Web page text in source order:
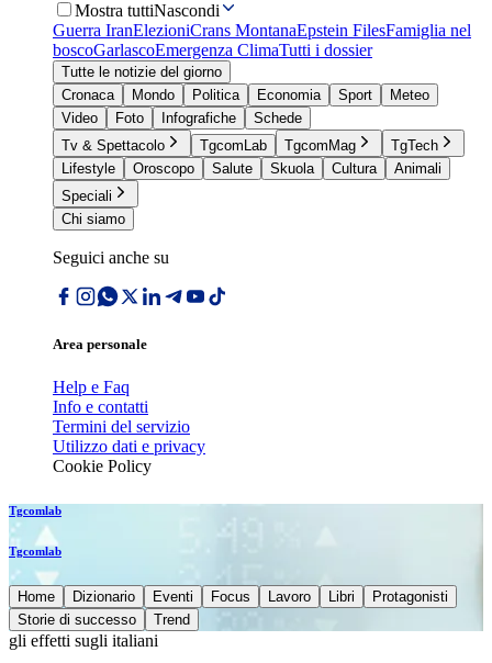
Mostra tuttiNascondi
Guerra IranElezioniCrans MontanaEpstein FilesFamiglia nel
boscoGarlascoEmergenza ClimaTutti i dossier
Tutte le notizie del giorno
Cronaca
Mondo Politica Economia Sport
Meteo
Video
Foto Infografiche
Schede
Tv & Spettacolo
TgcomLab TgcomMag
TgTech
Lifestyle
Oroscopo Salute Skuola Cultura
Animali
Speciali
Chi siamo
Seguici anche su
Area personale
Help e Faq
Info e contatti
Termini del servizio
Utilizzo dati e privacy
Cookie Policy
Tgcomlab
Tgcomlab
Home Dizionario Eventi Focus Lavoro Libri
Protagonisti
Storie di successo
Trend
gli effetti sugli italiani